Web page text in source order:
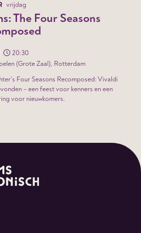
vrijdag
The Four Seasons
20:30
(Grote Zaal), Rotterdam
Four Seasons Recomposed: Vivaldi
– een feest voor kenners en een
voor nieuwkomers.